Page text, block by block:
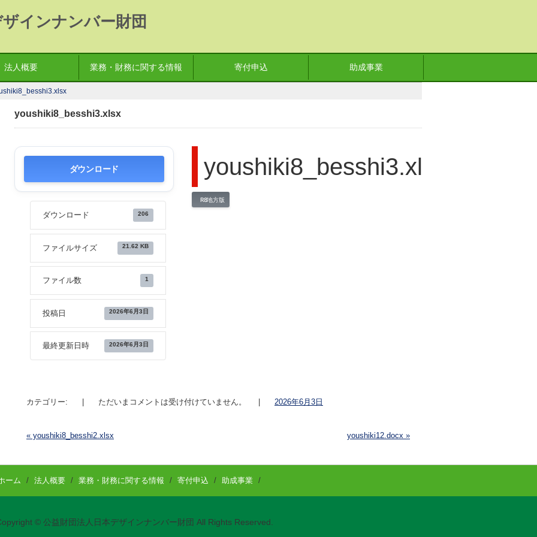
インナンバー財団
法人概要 業務・財務に関する情報 寄付申込 助成事業
youshiki8_besshi3.xlsx
ダウンロード
ダウンロード 206
ファイルサイズ 21.62 KB
ファイル数 1
投稿日 2026年6月3日
最終更新日時 2026年6月3日
youshiki8_besshi3.xlsx
R8地方版
カテゴリー: | ただいまコメントは受け付けていません。 | 2026年6月3日
« youshiki8_besshi2.xlsx youshiki12.docx »
ーム / 法人概要 / 業務・財務に関する情報 / 寄付申込 / 助成事業 /
© 公益財団法人日本デザインナンバー財団 All Rights Reserved.